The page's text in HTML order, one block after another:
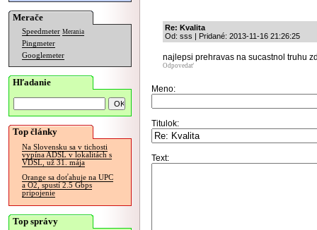
Merače
Speedmeter Merania
Pingmeter
Googlemeter
Hľadanie
Top články
Na Slovensku sa v tichosti
vypína ADSL v lokalitách s
VDSL, už 31. mája
Orange sa doťahuje na UPC
a O2, spustí 2.5 Gbps
pripojenie
Top správy
Re: Kvalita
Od: sss | Pridané: 2013-11-16 21:26:25
najlepsi prehravas na sucastnol truhu
Odpovedať
Meno:
Titulok:
Text: